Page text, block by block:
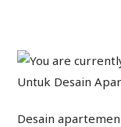
Desain